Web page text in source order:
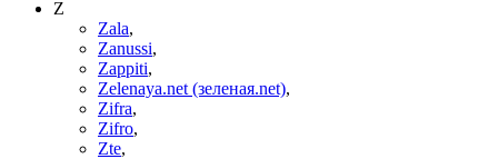
Z
Zala,
Zanussi,
Zappiti,
Zelenaya.net (зеленая.net),
Zifra,
Zifro,
Zte,